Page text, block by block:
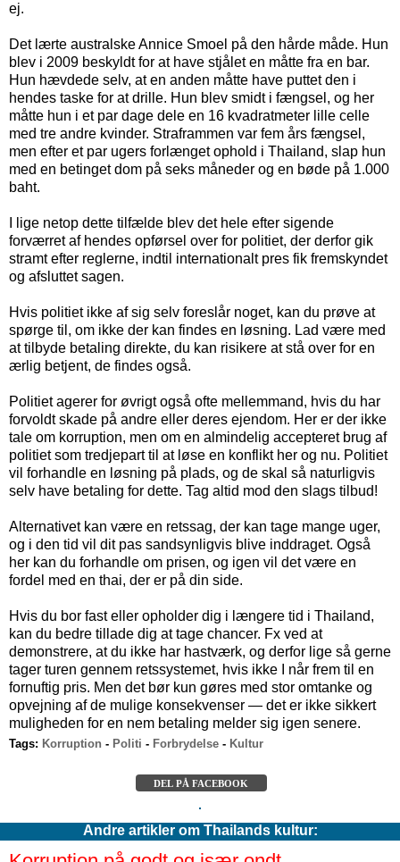
ej.
Det lærte australske Annice Smoel på den hårde måde. Hun
blev i 2009 beskyldt for at have stjålet en måtte fra en bar.
Hun hævdede selv, at en anden måtte have puttet den i
hendes taske for at drille. Hun blev smidt i fængsel, og her
måtte hun i et par dage dele en 16 kvadratmeter lille celle
med tre andre kvinder. Straframmen var fem års fængsel,
men efter et par ugers forlænget ophold i Thailand, slap hun
med en betinget dom på seks måneder og en bøde på 1.000
baht.
I lige netop dette tilfælde blev det hele efter sigende
forværret af hendes opførsel over for politiet, der derfor gik
stramt efter reglerne, indtil internationalt pres fik fremskyndet
og afsluttet sagen.
Hvis politiet ikke af sig selv foreslår noget, kan du prøve at
spørge til, om ikke der kan findes en løsning. Lad være med
at tilbyde betaling direkte, du kan risikere at stå over for en
ærlig betjent, de findes også.
Politiet agerer for øvrigt også ofte mellemmand, hvis du har
forvoldt skade på andre eller deres ejendom. Her er der ikke
tale om korruption, men om en almindelig accepteret brug af
politiet som tredjepart til at løse en konflikt her og nu. Politiet
vil forhandle en løsning på plads, og de skal så naturligvis
selv have betaling for dette. Tag altid mod den slags tilbud!
Alternativet kan være en retssag, der kan tage mange uger,
og i den tid vil dit pas sandsynligvis blive inddraget. Også
her kan du forhandle om prisen, og igen vil det være en
fordel med en thai, der er på din side.
Hvis du bor fast eller opholder dig i længere tid i Thailand,
kan du bedre tillade dig at tage chancer. Fx ved at
demonstrere, at du ikke har hastværk, og derfor lige så gerne
tager turen gennem retssystemet, hvis ikke I når frem til en
fornuftig pris. Men det bør kun gøres med stor omtanke og
opvejning af de mulige konsekvenser — det er ikke sikkert
muligheden for en nem betaling melder sig igen senere.
Tags: Korruption - Politi - Forbrydelse - Kultur
DEL PÅ FACEBOOK
Andre artikler om Thailands kultur: